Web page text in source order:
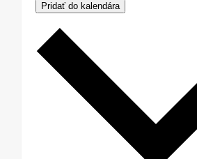
Pridať do kalendára